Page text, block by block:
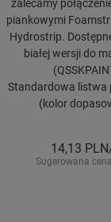
zalecamy
piankowymi
Hydrostrip.
białej wersji do
Standardowa listwa
(kolor
14,13
Sugerowana